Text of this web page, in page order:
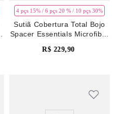
4 pçs 15% / 6 pçs 20 % / 10 pçs 30%
Sutiã Cobertura Total Bojo
Spacer Essentials Microfibra
R$ 229,90